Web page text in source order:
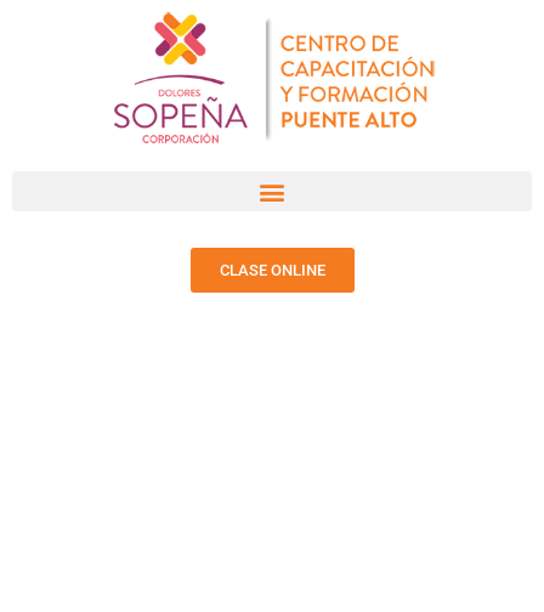
CLASE ONLINE